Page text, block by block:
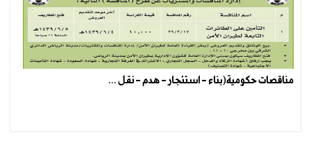
مناقصات حكومية(بناء - استئجار - هدم - نقل ...